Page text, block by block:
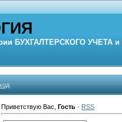
БУХГАЛТЕРСКОГО УЧЕТА и
Приветствую Вас ,Гость · RSS